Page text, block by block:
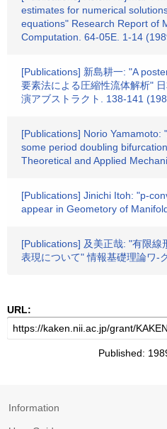
estimates for numerical
equations" Research Report of
Computation. 64-05E. 1-14
[Publications] 新島耕一: "A
要素法による圧縮性流体解析"
演アブストラクト. 138-141
[Publications] Norio Yamamoto:
some period doubling
Theoretical and Applied
[Publications] Jinichi Itoh: "p-
appear in Geometory of
[Publications] 及美正哉: "有限線
表現について" 情報基礎理論ワ-
URL:
Published:
Information